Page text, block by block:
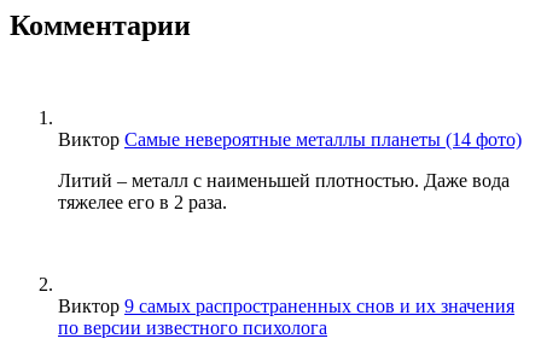
Комментарии
Виктор Самые невероятные металлы планеты (14 фото)
Литий – металл с наименьшей плотностью. Даже вода
тяжелее его в 2 раза.
Виктор 9 самых распространенных снов и их значения
по версии известного психолога